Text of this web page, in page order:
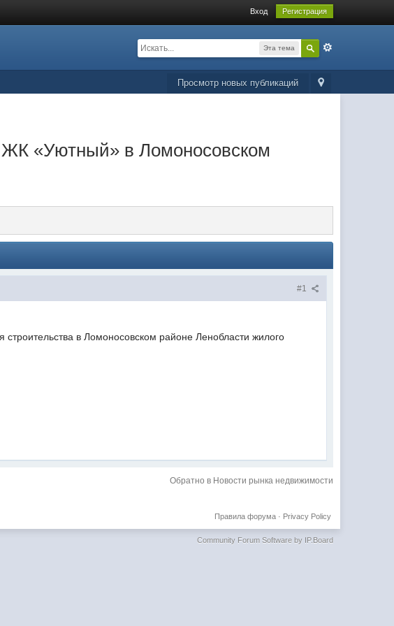
Вход Регистрация
Эта тема
Просмотр новых публикаций
«Уютный» в Ломоносовском
#1
в Ломоносовском районе Ленобласти жилого
Обратно в Новости рынка недвижимости
Privacy Policy
Правила форума·
Community Forum Software by IP.Board